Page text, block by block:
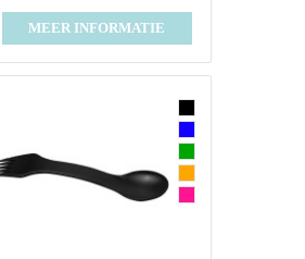
MEER INFORMATIE